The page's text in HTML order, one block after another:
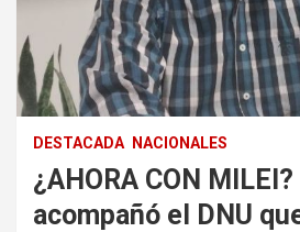
DESTACADA NACIONALES
¿AHORA CON
acompañó el DNU